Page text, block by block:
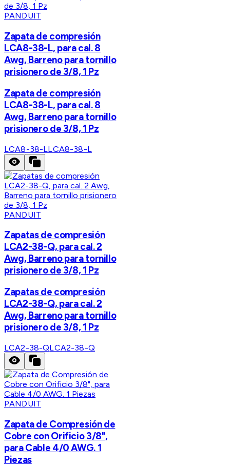
PANDUIT
Zapata de compresión
LCA8-38-L, para cal. 8
Awg, Barreno para tornillo
prisionero de 3/8, 1 Pz
Zapata de compresión
LCA8-38-L, para cal. 8
Awg, Barreno para tornillo
prisionero de 3/8, 1 Pz
LCA8-38-LLCA8-38-L
PANDUIT
Zapatas de compresión
LCA2-38-Q, para cal. 2
Awg, Barreno para tornillo
prisionero de 3/8, 1 Pz
Zapatas de compresión
LCA2-38-Q, para cal. 2
Awg, Barreno para tornillo
prisionero de 3/8, 1 Pz
LCA2-38-QLCA2-38-Q
PANDUIT
Zapata de Compresión de
Cobre con Orificio 3/8",
para Cable 4/0 AWG. 1
Piezas